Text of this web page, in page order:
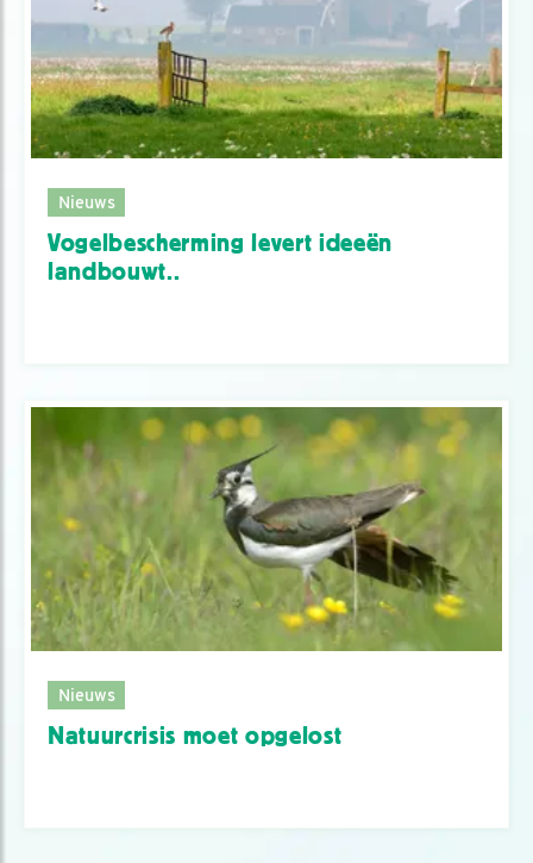
Nieuws
Vogelbescherming levert ideeën
landbouwt..
Nieuws
Natuurcrisis moet opgelost